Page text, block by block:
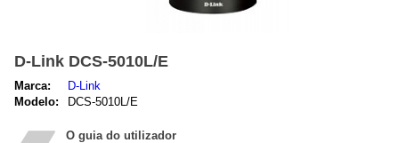
D-Link DCS-5010L/E
Marca:
D-Link
Modelo:
DCS-5010L/E
O guia do utilizador